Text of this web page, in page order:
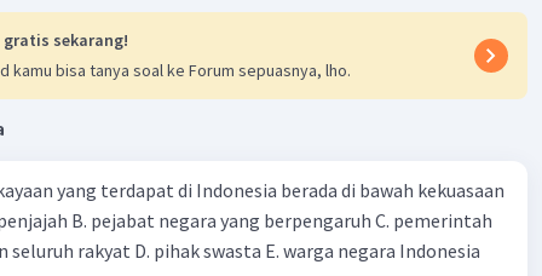
Iklan
gratis sekarang!
kamu bisa tanya soal ke Forum sepuasnya, lho.
yang terdapat di Indonesia berada di bawah kekuasaan
rakyat D. pihak swasta E. warga negara Indonesia